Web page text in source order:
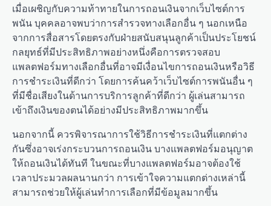
เมื่อเผชิญกับความท้าทายในการถอนเงินจากเว็บไซต์การ
พนัน บุคคลอาจพบว่าการสำรวจทางเลือกอื่น ๆ นอกเหนือ
จากการสื่อสารโดยตรงกับฝ่ายสนับสนุนลูกค้าเป็นประโยชน์
กลยุทธ์ที่มีประสิทธิภาพอย่างหนึ่งคือการตรวจสอบ
แพลตฟอร์มทางเลือกอื่นที่อาจมีเงื่อนไขการถอนเงินหรือวิธี
การชำระเงินที่ดีกว่า โดยการค้นคว้าเว็บไซต์การพนันอื่น ๆ
ที่มีชื่อเสียงในด้านการบริการลูกค้าที่ดีกว่า ผู้เล่นสามารถ
เข้าถึงเงินของตนได้อย่างมีประสิทธิภาพมากขึ้น
นอกจากนี้ ควรพิจารณาการใช้วิธีการชำระเงินที่แตกต่าง
กันซึ่งอาจเร่งกระบวนการถอนเงิน บางแพลตฟอร์มอนุญาต
ให้ถอนเงินได้ทันที ในขณะที่บางแพลตฟอร์มอาจต้องใช้
เวลาประมวลผลนานกว่า การเข้าใจความแตกต่างเหล่านี้
สามารถช่วยให้ผู้เล่นทำการเลือกที่มีข้อมูลมากขึ้น